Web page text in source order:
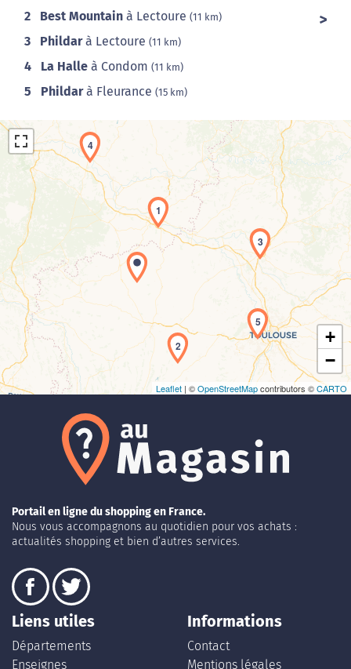
2 Best Mountain à Lectoure (11 km)
3 Phildarà Lectoure (11 km)
4 La Halle à Condom (11 km)
5 Phildarà Fleurance (15 km)
Chargement de la carte en cours...
1
2
3
4
5
+
−
Leaflet | ©OpenStreetMapcontributors ©CARTO
Portail en ligne du shopping en France.
Nous vous accompagnons au quotidien pour vos achats :
actualités shopping et bien d’autres services.
Liens utiles
Départements
Enseignes
Informations
Contact
Mentions légales